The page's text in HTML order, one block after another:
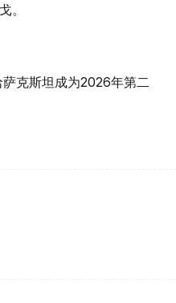
。
克斯坦成为2026年第二